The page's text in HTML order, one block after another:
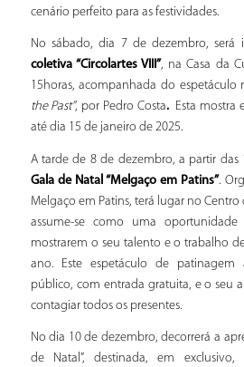
cenário perfeito para as festividades.
No sábado, dia 7 de dezembro,
coletiva “Circolartes VIII”, na Casa da
15horas, acompanhada do espetáculo
the Past”, por Pedro Costa. Esta mostra
até dia 15 de janeiro de 2025.
A tarde de 8 de dezembro, a partir das
Gala de Natal “Melgaço em Patins”.
Melgaço em Patins, terá lugar no Centro
assume-se como uma
mostrarem o seu talento e o trabalho
ano. Este espetáculo de patinagem
público, com entrada gratuita, e o seu
contagiar todos os presentes.
No dia 10 de dezembro, decorrerá a
de Natal”, destinada, em exclusivo,